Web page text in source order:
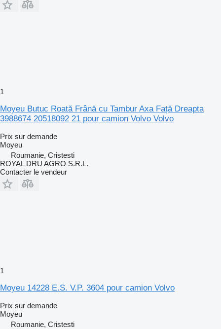
1
Moyeu Butuc Roată Frână cu Tambur Axa Față Dreapta
3988674 20518092 21 pour camion Volvo Volvo
Prix sur demande
Moyeu
Roumanie, Cristesti
ROYAL DRU AGRO S.R.L.
Contacter le vendeur
1
Moyeu 14228 E.S. V.P. 3604 pour camion Volvo
Prix sur demande
Moyeu
Roumanie, Cristesti